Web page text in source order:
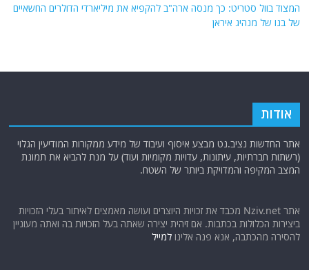
המצוד בוול סטריט: כך מנסה ארה"ב להקפיא את מיליארדי הדולרים החשאיים
של בנו של מנהיג איראן
אודות
אתר החדשות נציב.נט מבצע איסוף ועיבוד של מידע ממקורות המודיעין הגלוי
(רשתות חברתיות, עיתונות, עדויות מקומיות ועוד) על מנת להביא את תמונת
המצב המקיפה והמדויקת ביותר של השטח.
אתר Nziv.net מכבד את זכויות היוצרים ועושה מאמצים לאיתור בעלי הזכויות
ביצירות הכלולות בכתבות. אם זיהית יצירה שאתה בעל הזכויות בה ואתה מעוניין
להסירה מהכתבה, אנא פנה אלינולמייל